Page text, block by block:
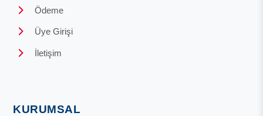
Ödeme
Üye Girişi
İletişim
KURUMSAL